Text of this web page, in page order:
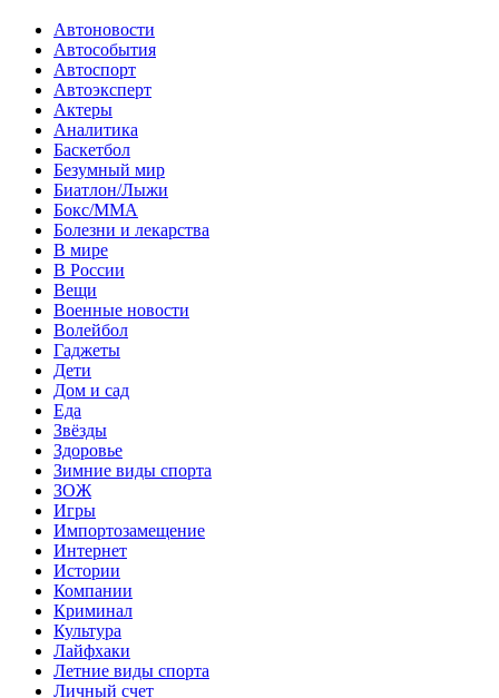
Автоновости
Автособытия
Автоспорт
Автоэксперт
Актеры
Аналитика
Баскетбол
Безумный мир
Биатлон/Лыжи
Бокс/MMA
Болезни и лекарства
В мире
В России
Вещи
Военные новости
Волейбол
Гаджеты
Дети
Дом и сад
Еда
Звёзды
Здоровье
Зимние виды спорта
ЗОЖ
Игры
Импортозамещение
Интернет
Истории
Компании
Криминал
Культура
Лайфхаки
Летние виды спорта
Личный счет